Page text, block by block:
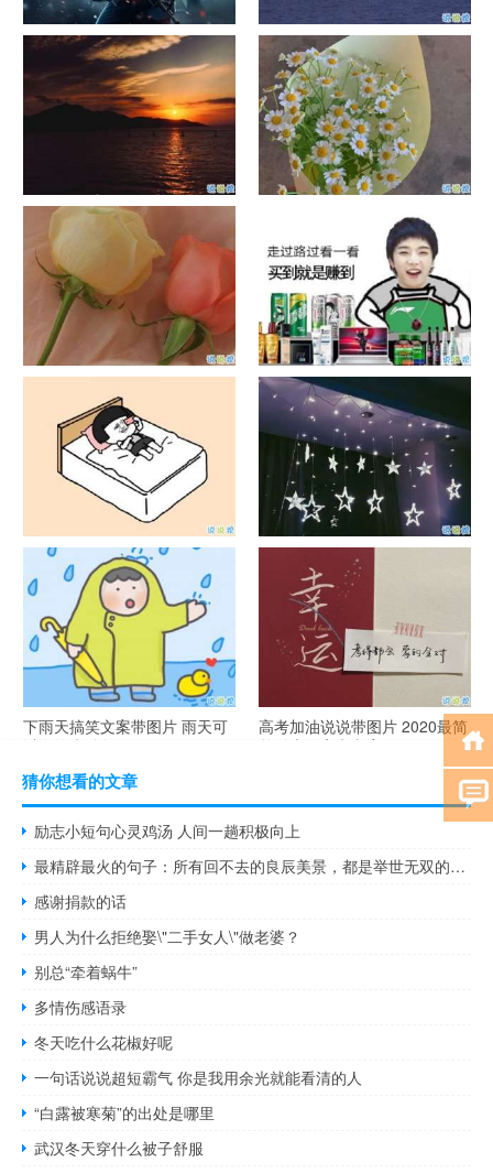
单目摄像头与双目摄像头
晚安励志语录带图片 晚安心语
励志鸡汤
日出文案温柔句子 看日出的微
信说说配图
晒风景照的唯美说说配图 适合
发风景的朋友圈文案
官宣恋爱的说说配图 官宣句子
抖音摆地摊文案 摆地摊的搞笑
说说带图片
谐音梗土味情话大全带图片 油
腻搞笑的土味情话
很酷的霸气句子带图片 最新霸
气说说高冷范
下雨天搞笑文案带图片 雨天可
以发的幽默句子
高考加油说说带图片 2020最简
单励志的高考文案
猜你想看的文章
励志小短句心灵鸡汤 人间一趟积极向上
最精辟最火的句子：所有回不去的良辰美景，都是举世无双的好时光
感谢捐款的话
男人为什么拒绝娶\"二手女人\"做老婆？
别总“牵着蜗牛”
多情伤感语录
冬天吃什么花椒好呢
一句话说说超短霸气 你是我用余光就能看清的人
“白露被寒菊”的出处是哪里
武汉冬天穿什么被子舒服